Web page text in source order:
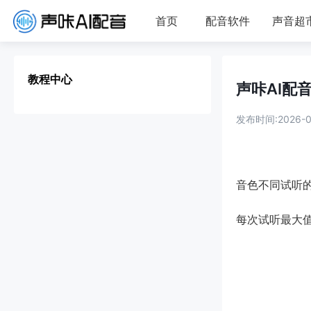
首页 配音软件 声音超
教程中心
声咔AI配
发布时间
音色不同试听
每次试听最大